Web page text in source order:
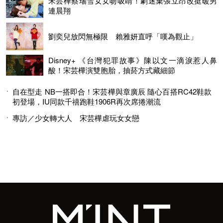
連晨翔
劉奕兒放閃無極限 賴雅妍直呼「嘆為觀止」
Disney+ 《台灣犯罪故事》陳以文一滴淚惹人鼻
酸！宋芸樺演雙胞胎，抽菸方式藏細節
自在型走 NB一搭即合！宋芸樺與章廣辰 隨心百搭RC42鞋款
初登場，IU同款千禧跑鞋1906R再次席捲潮流
專訪／少女轉大人 宋芸樺虐玩女女戀